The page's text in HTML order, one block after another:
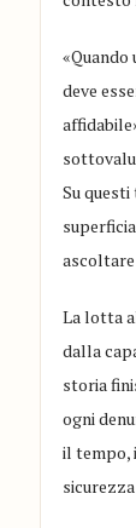
deve
Su
La lotta
dalla
storia
ogni
il tempo,